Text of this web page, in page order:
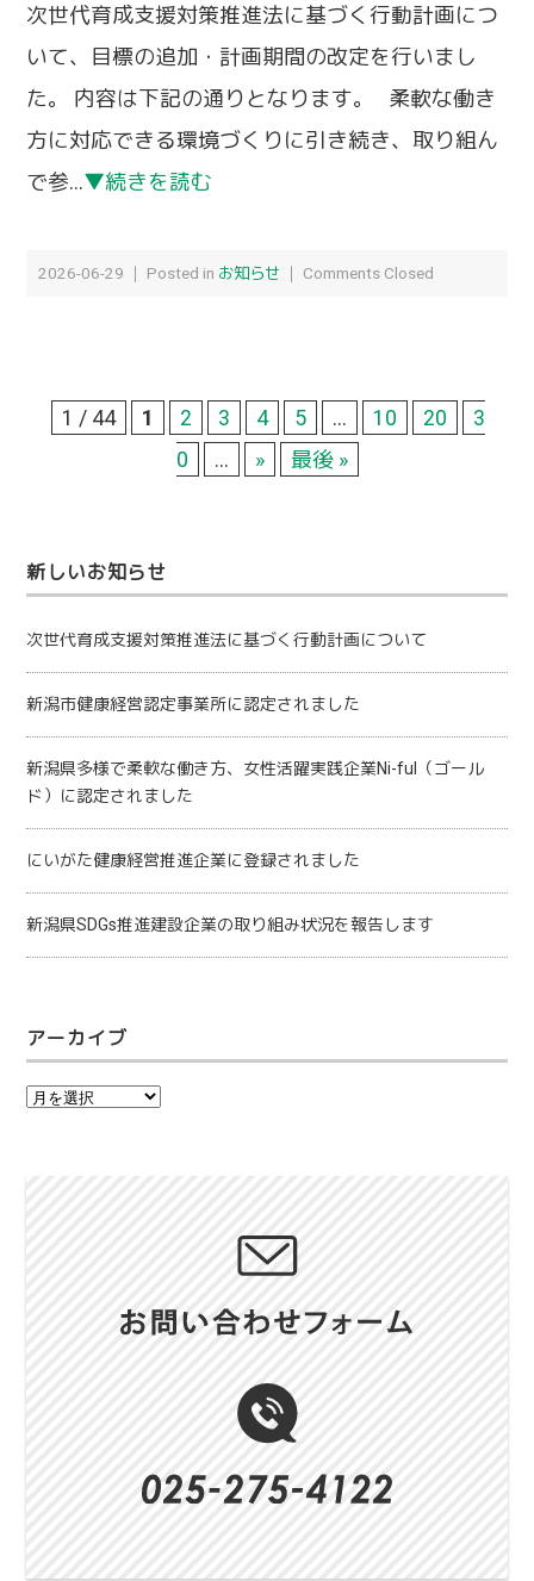
次世代育成支援対策推進法に基づく行動計画につ
いて、目標の追加・計画期間の改定を行いまし
た。 内容は下記の通りとなります。 柔軟な働き
方に対応できる環境づくりに引き続き、取り組ん
で参...▼続きを読む
2026-06-29 ｜ Posted in お知らせ ｜ Comments Closed
1 / 44 1 2 3 4 5 ... 10 20
3
0
... » 最後 »
新しいお知らせ
次世代育成支援対策推進法に基づく行動計画について
新潟市健康経営認定事業所に認定されました
新潟県多様で柔軟な働き方、女性活躍実践企業Ni-ful（ゴール
ド）に認定されました
にいがた健康経営推進企業に登録されました
新潟県SDGs推進建設企業の取り組み状況を報告します
アーカイブ